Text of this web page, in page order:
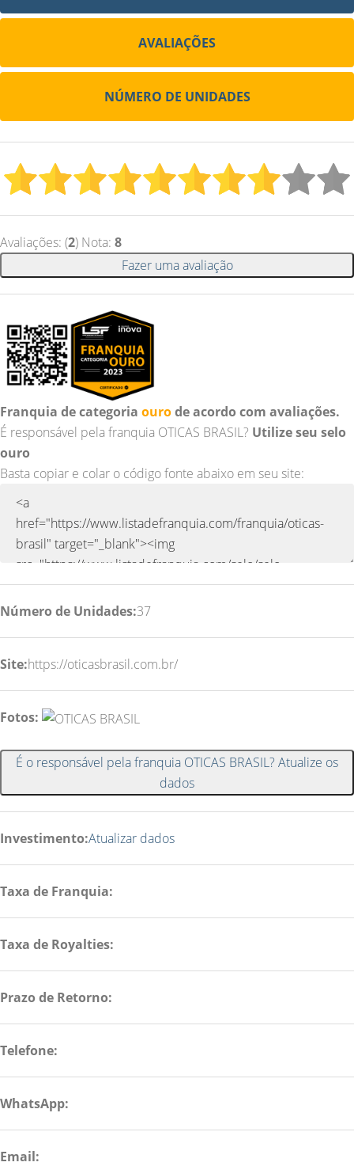
AVALIAÇÕES
NÚMERO DE UNIDADES
Avaliações: (2) Nota: 8
Fazer uma avaliação
Franquia de categoria ourode acordo com avaliações.
É responsável pela franquia OTICAS BRASIL? Utilize seu selo
ouro
Basta copiar e colar o código fonte abaixo em seu site:
Número de Unidades:37
Site:https://oticasbrasil.com.br/
Fotos:
É o responsável pela franquia OTICAS BRASIL? Atualize os
dados
Investimento:Atualizar dados
Taxa de Franquia:
Taxa de Royalties:
Prazo de Retorno:
Telefone:
WhatsApp:
Email: